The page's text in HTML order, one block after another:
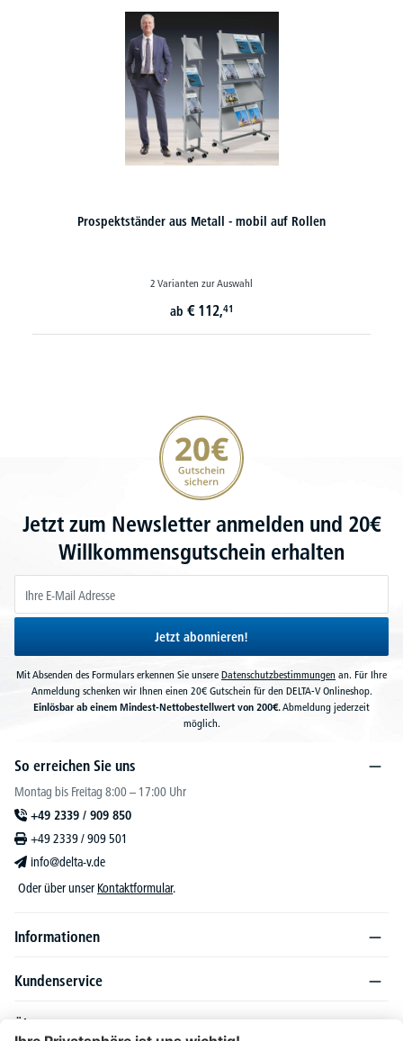
Prospekthalter/-ständer DUBAI - moderne Optik
3 Varianten zur Auswahl
116,10 statt
20€ Gutschein sichern
Jetzt zum Newsletter anmelden und 20€
Willkommensgutschein erhalten
Jetzt abonnieren!
Mit Absenden des Formulars erkennen Sie unsere Datenschutzbestimmungen an. Für Ihre
Anmeldung schenken wir Ihnen einen 20€ Gutschein für den DELTA-V Onlineshop.
Einlösbar ab einem Mindest-Nettobestellwert von 200€.Abmeldung jederzeit
möglich.
So erreichen Sie uns
Montag bis Freitag 8:00 – 17:00 Uhr
+49 2339 / 909 850
+49 2339 / 909 501
info@delta-v.de
Oder über unser Kontaktformular.
Informationen
Kundenservice
Über DELTA-V